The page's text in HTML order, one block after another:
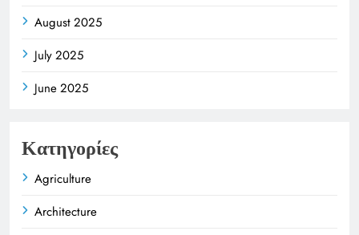
August 2025
July 2025
June 2025
Κατηγορίες
Agriculture
Architecture